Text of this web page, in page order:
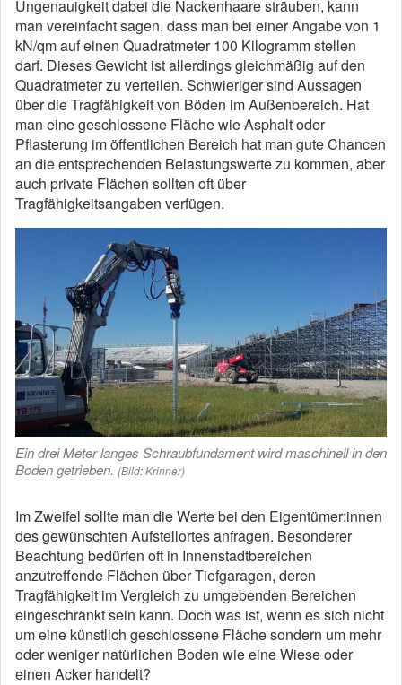
Ungenauigkeit dabei die Nackenhaare sträuben, kann
man vereinfacht sagen, dass man bei einer Angabe von 1
kN/qm auf einen Quadratmeter 100 Kilogramm stellen
darf. Dieses Gewicht ist allerdings gleichmäßig auf den
Quadratmeter zu verteilen. Schwieriger sind Aussagen
über die Tragfähigkeit von Böden im Außenbereich. Hat
man eine geschlossene Fläche wie Asphalt oder
Pflasterung im öffentlichen Bereich hat man gute Chancen
an die entsprechenden Belastungswerte zu kommen, aber
auch private Flächen sollten oft über
Tragfähigkeitsangaben verfügen.
Ein drei Meter langes Schraubfundament wird maschinell in den
Boden getrieben. (Bild: Krinner)
Im Zweifel sollte man die Werte bei den Eigentümer:innen
des gewünschten Aufstellortes anfragen. Besonderer
Beachtung bedürfen oft in Innenstadtbereichen
anzutreffende Flächen über Tiefgaragen, deren
Tragfähigkeit im Vergleich zu umgebenden Bereichen
eingeschränkt sein kann. Doch was ist, wenn es sich nicht
um eine künstlich geschlossene Fläche sondern um mehr
oder weniger natürlichen Boden wie eine Wiese oder
einen Acker handelt?